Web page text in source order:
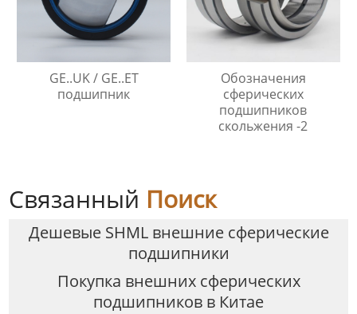
GE..UK / GE..ET
подшипник
Обозначения
сферических
подшипников
скольжения -2
Связанный Поиск
Дешевые SHML внешние сферические
подшипники
Покупка внешних сферических
подшипников в Китае